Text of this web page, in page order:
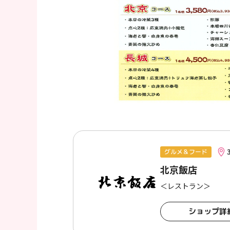
グルメ＆フード
北京飯店
＜レストラン＞
ショップ詳